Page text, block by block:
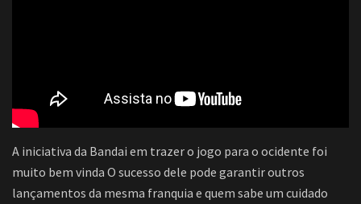
A iniciativa da Bandai em trazer o jogo para o ocidente foi
muito bem vinda O sucesso dele pode garantir outros
lançamentos da mesma franquia e quem sabe um cuidado